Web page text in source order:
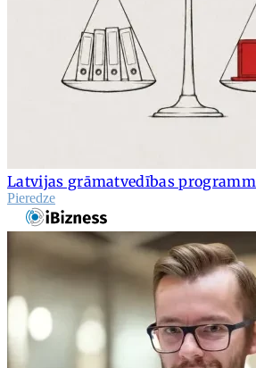
Latvijas grāmatvedības
Pieredze